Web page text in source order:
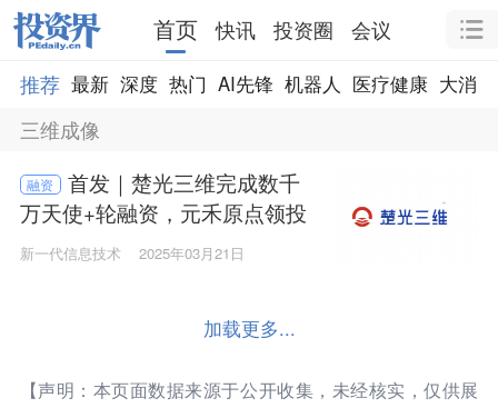
首页 快讯 投资圈
会议
推荐 最新 深度 热门 AI先锋 机器人 医疗健康 大消费
三维成像
融资
首发｜楚光三维完成数千
万天使+轮融资，元禾原点领投
新一代信息技术 2025年03月21日
加载更多...
【声明：本页面数据来源于公开收集，未经核实，仅供展